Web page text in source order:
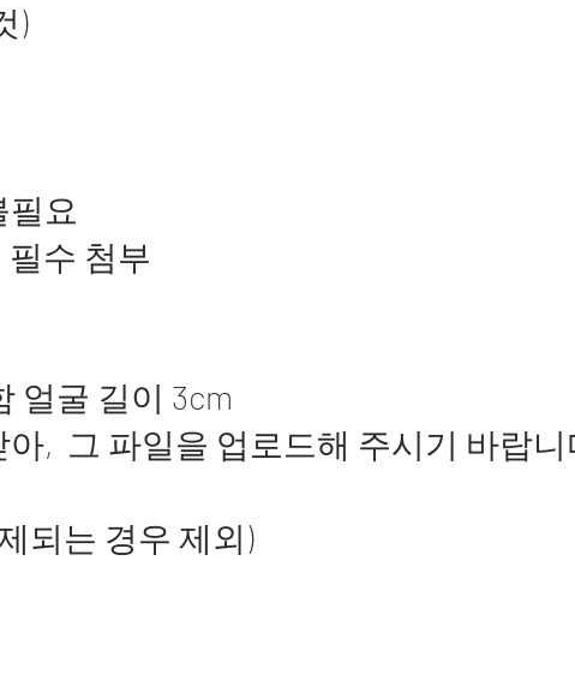
)
요
수 첨부
얼굴 길이 3cm
접 받아, 그 파일을 업로드해
되는 경우 제외)